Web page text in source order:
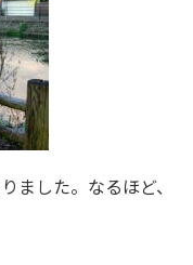
ました。なるほど、